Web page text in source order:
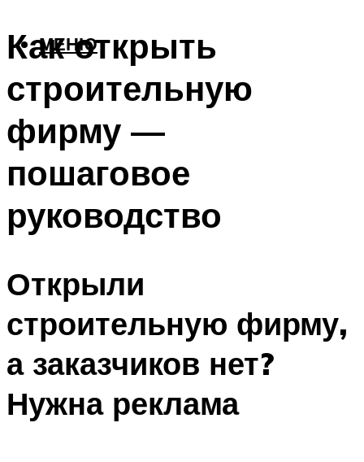
МЕНЮ
Как открыть
строительную
фирму —
пошаговое
руководство
Открыли
строительную фирму,
а заказчиков нет?
Нужна реклама